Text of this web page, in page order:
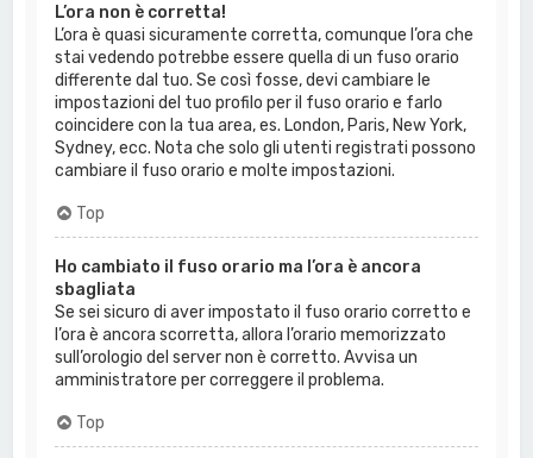
L’ora non è corretta!
L’ora è quasi sicuramente corretta, comunque l’ora che
stai vedendo potrebbe essere quella di un fuso orario
differente dal tuo. Se così fosse, devi cambiare le
impostazioni del tuo profilo per il fuso orario e farlo
coincidere con la tua area, es. London, Paris, New York,
Sydney, ecc. Nota che solo gli utenti registrati possono
cambiare il fuso orario e molte impostazioni.
Top
Ho cambiato il fuso orario ma l’ora è ancora
sbagliata
Se sei sicuro di aver impostato il fuso orario corretto e
l’ora è ancora scorretta, allora l’orario memorizzato
sull’orologio del server non è corretto. Avvisa un
amministratore per correggere il problema.
Top